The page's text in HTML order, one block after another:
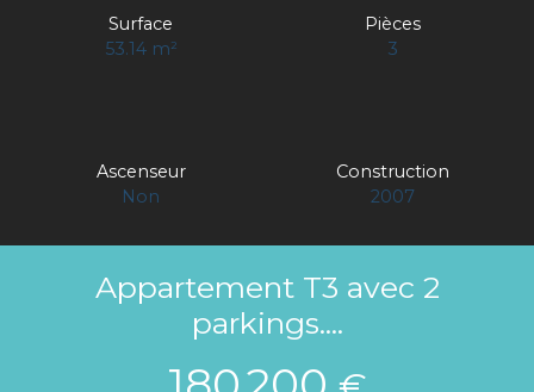
Surface
53.14 m²
Pièces
3
Ascenseur
Non
Construction
2007
Appartement T3 avec 2
parkings....